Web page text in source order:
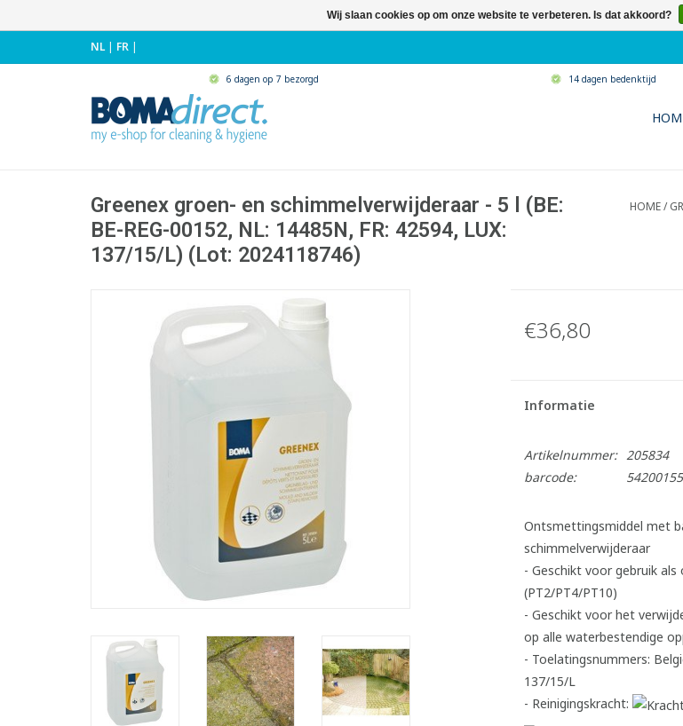
NL| FR |
6 dagen op 7 bezorgd 14 dagen bedenktijd
Greenex groen- en schimmelverwijderaar - 5 l (BE:
BE-REG-00152, NL: 14485N, FR: 42594, LUX:
137/15/L) (Lot: 2024118746)
HOME/
€36,80
Informatie
Artikelnummer: 205834
barcode:
Ontsmettingsmiddel met
schimmelverwijderaar
- Geschikt voor gebruik
(PT2/PT4/PT10)
- Geschikt voor het
op alle waterbestendige
- Toelatingsnummers:
137/15/L
- Reinigingskracht:
Wij slaan cookies op om onze website te verbeteren. Is dat akkoord?